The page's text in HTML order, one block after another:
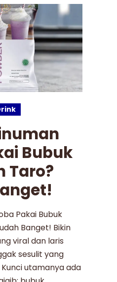
Bubuk
Taro?
Pakai Bubuk
Banget! Bikin
viral dan laris
sesulit yang
utamanya ada